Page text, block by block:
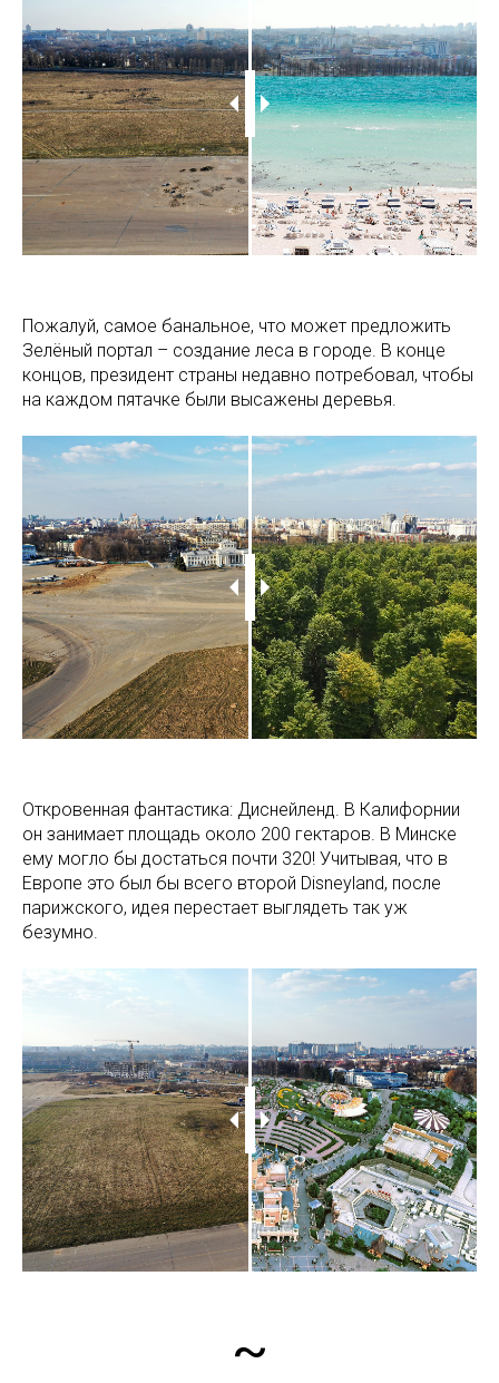
Пожалуй, самое банальное, что может предложить
Зелёный портал – создание леса в городе. В конце
концов, президент страны недавно потребовал, чтобы
на каждом пятачке были высажены деревья.
Откровенная фантастика: Диснейленд. В Калифорнии
он занимает площадь около 200 гектаров. В Минске
ему могло бы достаться почти 320! Учитывая, что в
Европе это был бы всего второй Disneyland, после
парижского, идея перестает выглядеть так уж
безумно.
~